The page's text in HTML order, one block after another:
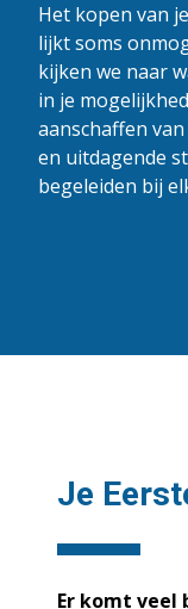
Het kopen van
lijkt soms
kijken we naar
in je
aanschaffen
en uitdagende
begeleiden bij
Je
Er komt veel